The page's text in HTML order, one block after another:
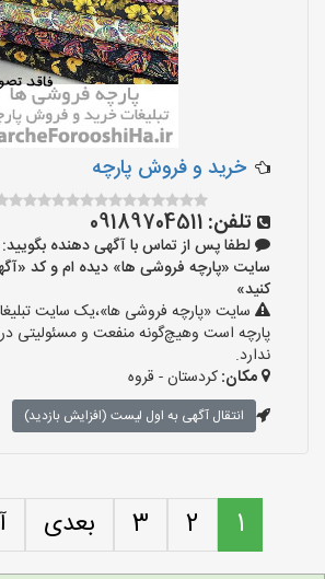
خرید و فروش پارچه
تلفن: 09189704511
لطفا پس از تماس با آگهی دهنده
کنید»
سایت «پارچه فروشی ها»،یک سایت
پارچه است وهیچ‌گونه منفعت و مسئولیتی در
ندارد.
مکان:کردستان - قروه
انتقال آگهی به اول لیست (افزایش بازدید)
1
2
3 بعدی